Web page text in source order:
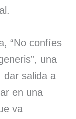
“No confíes
una
dar salida a
en una
va